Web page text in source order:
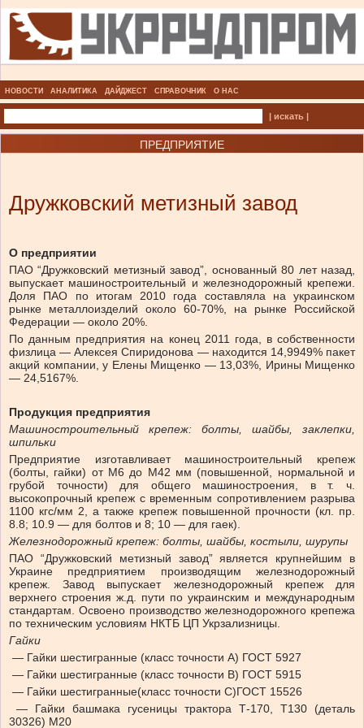
НОВОСТИ АНАЛИТИКА ДАЙДЖЕСТ СПРАВОЧНИК О НАС
| искать |
ПРЕДПРИЯТИЕ
Дружковский метизный завод
О предприятии
ПАО “Дружковский метизный завод”, основанный 80 лет назад,
выпускает машиностроительный и железнодорожный крепежи.
Доля ПАО по итогам 2010 года составляла на украинском
рынке металлоизделий около 60-70%, на рынке Российской
Федерации — около 20%.
По данным предприятия на конец 2011 года, в собственности
физлица — Алексея Спиридонова — находится 14,9949% пакет
акций компании, у Елены Мищенко — 13,03%, Ирины Мищенко
— 24,5167%.
Продукция предприятия
Машиностроительный крепеж: болты, шайбы, заклепки,
шпильки
Предприятие изготавливает машиностроительный крепеж
(болты, гайки) от М6 до М42 мм (повышенной, нормальной и
грубой точности) для общего машиностроения, в т. ч.
высокопрочный крепеж с временным сопротивлением разрыва
1100 кгс/мм 2, а также крепеж повышенной прочности (кл. пр.
8.8; 10.9 — для болтов и 8; 10 — для гаек).
Железнодорожный крепеж: болты, шайбы, костыли, шурупы
ПАО “Дружковский метизный завод” является крупнейшим в
Украине предприятием производящим железнодорожный
крепеж. Завод выпускает железнодорожный крепеж для
верхнего строения ж.д. пути по украинским и международным
стандартам. Освоено производство железнодорожного крепежа
по техническим условиям НКТБ ЦП Укрзализницы.
Гайки
— Гайки шестигранные (класс точности А) ГОСТ 5927
— Гайки шестигранные (класс точности В) ГОСТ 5915
— Гайки шестигранные(класс точности С)ГОСТ 15526
— Гайки башмака гусеницы трактора Т-170, Т130 (деталь
30326) М20